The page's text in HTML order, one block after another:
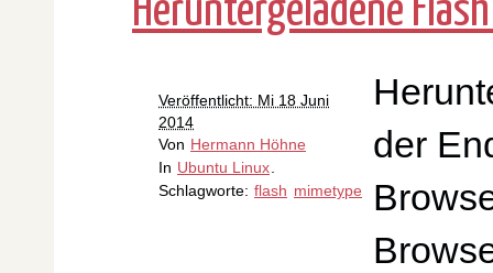
Heruntergeladene
Veröffentlicht: Mi 18 Juni
2014
Von Hermann Höhne
In Ubuntu Linux
Schlagworte: flash mimetype
der